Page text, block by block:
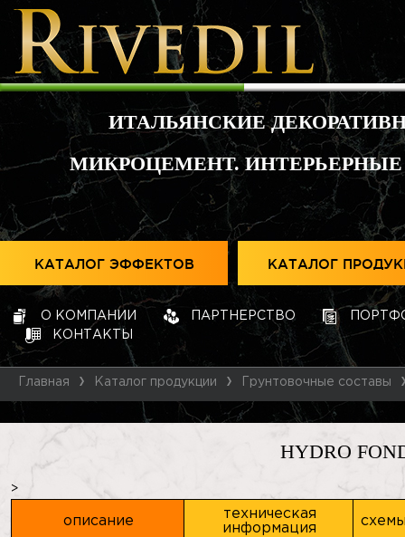
ИТАЛЬЯНСКИЕ
МИКРОЦЕМЕНТ.
КАТАЛОГ ЭФФЕКТОВ КАТАЛОГ
О КОМПАНИИ ПАРТНЕРСТВО
КОНТАКТЫ
Главная Каталог продукции Грунтовочные составы
HYDRO
>
описание
техническая
информация